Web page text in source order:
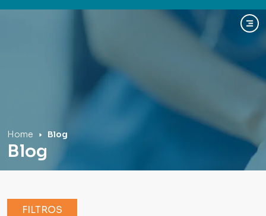
Home Blog
Blog
FILTROS